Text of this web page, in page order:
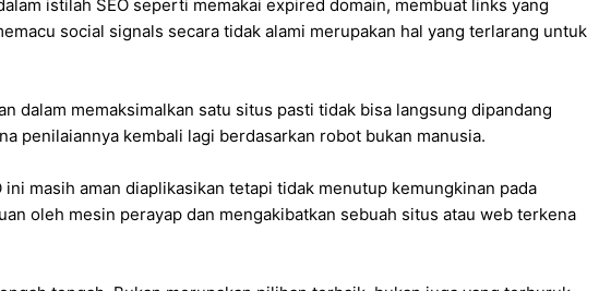
istilah SEO seperti memakai expired domain, membuat links yang
social signals secara tidak alami merupakan hal yang terlarang untuk
dalam memaksimalkan satu situs pasti tidak bisa langsung dipandang
penilaiannya kembali lagi berdasarkan robot bukan manusia.
ini masih aman diaplikasikan tetapi tidak menutup kemungkinan pada
oleh mesin perayap dan mengakibatkan sebuah situs atau web terkena